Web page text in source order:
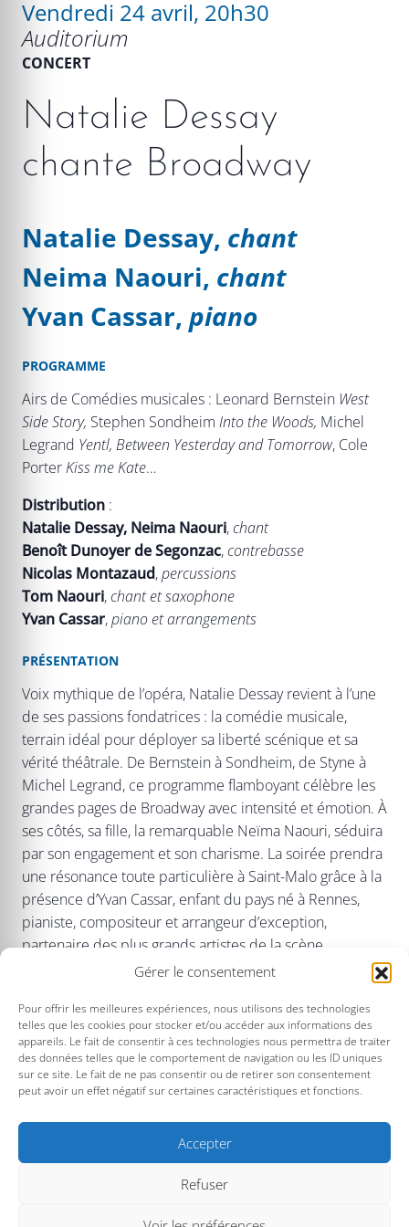
Gérer le consentement
Pour offrir les meilleures expériences, nous utilisons des technologies
telles que les cookies pour stocker et/ou accéder aux informations des
appareils. Le fait de consentir à ces technologies nous permettra de traiter
des données telles que le comportement de navigation ou les ID uniques
sur ce site. Le fait de ne pas consentir ou de retirer son consentement
peut avoir un effet négatif sur certaines caractéristiques et fonctions.
Accepter
Refuser
Vendredi 24 avril, 20h30
Auditorium
CONCERT
Natalie Dessay
chante Broadway
Natalie Dessay, chant
Neima Naouri, chant
Yvan Cassar, piano
PROGRAMME
Airs de Comédies musicales : Leonard Bernstein West
Side Story, Stephen Sondheim Into the Woods, Michel
Legrand Yentl, Between Yesterday and Tomorrow, Cole
PorterKiss me Kate…
Distribution :
Natalie Dessay, Neima Naouri,chant
Benoît Dunoyer de Segonzac,contrebasse
Nicolas Montazaud,percussions
Tom Naouri,chant et saxophone
Yvan Cassar,piano et arrangements
PRÉSENTATION
Voix mythique de l’opéra, Natalie Dessay revient à l’une
de ses passions fondatrices : la comédie musicale,
terrain idéal pour déployer sa liberté scénique et sa
vérité théâtrale. De Bernstein à Sondheim, de Styne à
Michel Legrand, ce programme flamboyant célèbre les
grandes pages de Broadway avec intensité et émotion. À
ses côtés, sa fille, la remarquable Neïma Naouri, séduira
par son engagement et son charisme. La soirée prendra
une résonance toute particulière à Saint-Malo grâce à la
présence d’Yvan Cassar, enfant du pays né à Rennes,
pianiste, compositeur et arrangeur d’exception,
partenaire des plus grands artistes de la scène
française, qui insufflera à ce concert une énergie et une
Portée par ces artistes d’exception, la soirée promet
d’être inoubliable, passant avec une élégance rare
du rire aux larmes.
TARIFS : 50€/30€/24€/5€
Pass : -20% ou -30%